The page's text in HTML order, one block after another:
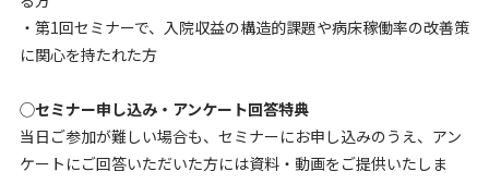
・第1回セミナーで、入院収益の構造的課題や病床稼働率の改善策
に関心を持たれた方
◯セミナー申し込み・アンケート回答特典
当日ご参加が難しい場合も、セミナーにお申し込みのうえ、アン
ケートにご回答いただいた方には資料・動画をご提供いたしま